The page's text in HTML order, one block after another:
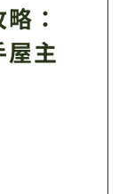
：
主